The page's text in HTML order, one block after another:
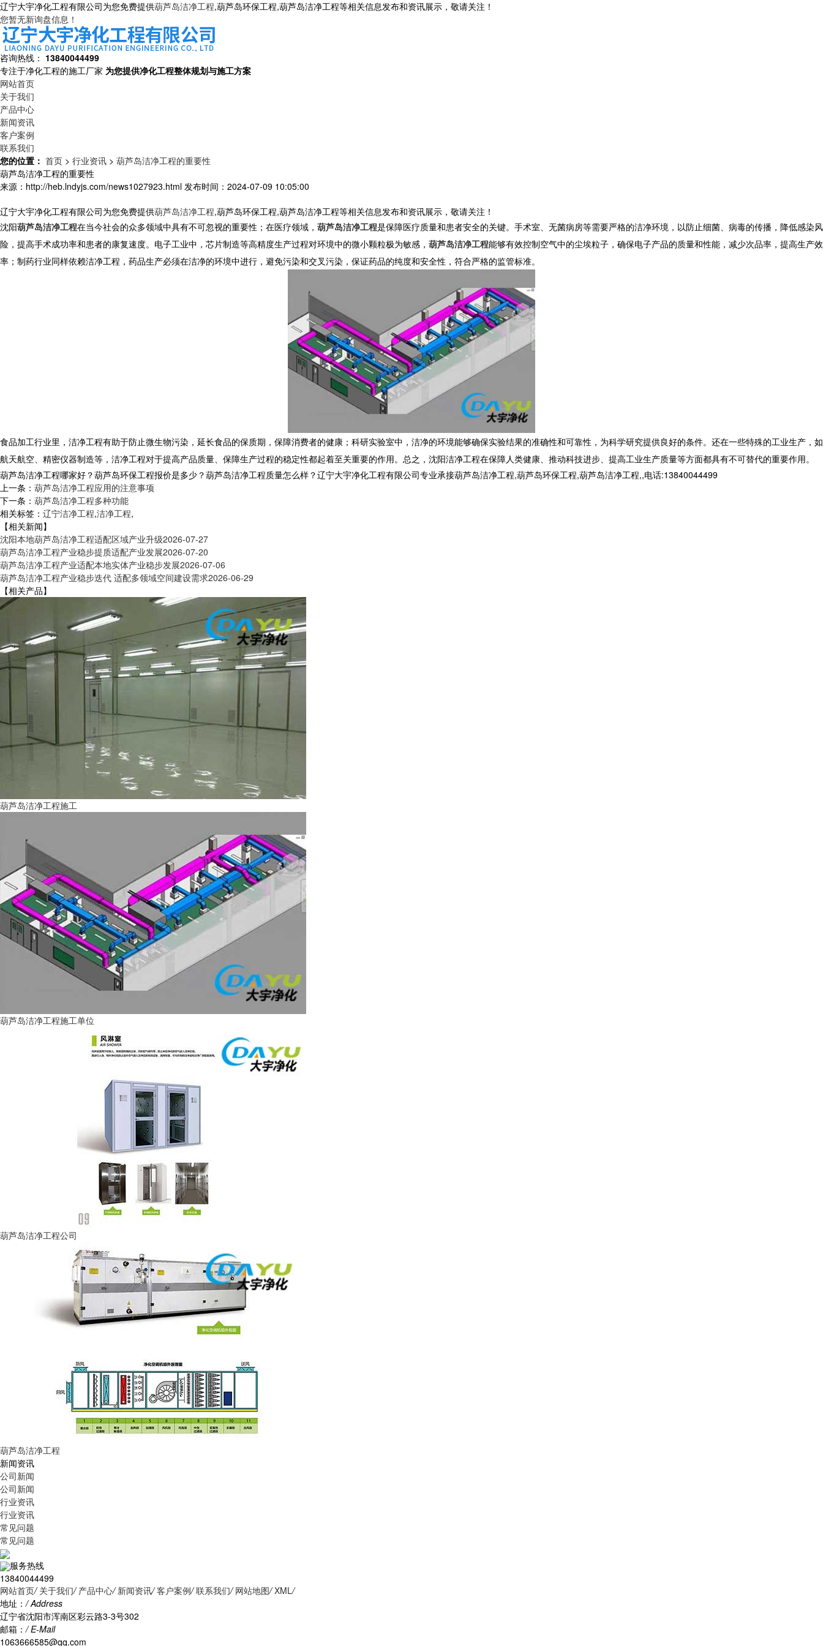
辽宁大宇净化工程有限公司为您免费提供葫芦岛洁净工程,葫芦岛环保工程,葫芦岛洁净工程等相关信息发布和资讯展示，敬请关注！
您暂无新询盘信息！
咨询热线： 13840044499
专注于净化工程的施工厂家 为您提供净化工程整体规划与施工方案
网站首页
关于我们
产品中心
新闻资讯
客户案例
联系我们
您的位置： 首页 > 行业资讯 > 葫芦岛洁净工程的重要性
葫芦岛洁净工程的重要性
来源：http://heb.lndyjs.com/news1027923.html 发布时间：2024-07-09 10:05:00
辽宁大宇净化工程有限公司为您免费提供葫芦岛洁净工程,葫芦岛环保工程,葫芦岛洁净工程等相关信息发布和资讯展示，敬请关注！
沈阳葫芦岛洁净工程在当今社会的众多领域中具有不可忽视的重要性；在医疗领域， 葫芦岛洁净工程是保障医疗质量和患者安全的关键。手术室、无菌病房等需要严格的洁净环境，以防止细菌、病毒的传播，降低感染风
险，提高手术成功率和患者的康复速度。电子工业中，芯片制造等高精度生产过程对环境中的微小颗粒极为敏感， 葫芦岛洁净工程能够有效控制空气中的尘埃粒子，确保电子产品的质量和性能，减少次品率，提高生产效
率；制药行业同样依赖洁净工程，药品生产必须在洁净的环境中进行，避免污染和交叉污染，保证药品的纯度和安全性，符合严格的监管标准。
食品加工行业里，洁净工程有助于防止微生物污染，延长食品的保质期，保障消费者的健康；科研实验室中，洁净的环境能够确保实验结果的准确性和可靠性，为科学研究提供良好的条件。还在一些特殊的工业生产，如
航天航空、精密仪器制造等，洁净工程对于提高产品质量、保障生产过程的稳定性都起着至关重要的作用。总之，沈阳洁净工程在保障人类健康、推动科技进步、提高工业生产质量等方面都具有不可替代的重要作用。
葫芦岛洁净工程哪家好？葫芦岛环保工程报价是多少？葫芦岛洁净工程质量怎么样？辽宁大宇净化工程有限公司专业承接葫芦岛洁净工程,葫芦岛环保工程,葫芦岛洁净工程,,电话:13840044499
上一条： 葫芦岛洁净工程应用的注意事项
下一条： 葫芦岛洁净工程多种功能
相关标签： 辽宁洁净工程,洁净工程,
【相关新闻】
沈阳本地葫芦岛洁净工程适配区域产业升级2026-07-27
葫芦岛洁净工程产业稳步提质适配产业发展2026-07-20
葫芦岛洁净工程产业适配本地实体产业稳步发展2026-07-06
葫芦岛洁净工程产业稳步迭代 适配多领域空间建设需求2026-06-29
【相关产品】
葫芦岛洁净工程施工
葫芦岛洁净工程施工单位
葫芦岛洁净工程公司
葫芦岛洁净工程
新闻资讯
公司新闻
公司新闻
行业资讯
行业资讯
常见问题
常见问题
服务热线
13840044499
网站首页/ 关于我们/ 产品中心/ 新闻资讯/ 客户案例/ 联系我们/ 网站地图/ XML/
地址：/ Address
辽宁省沈阳市浑南区彩云路3-3号302
邮箱：/ E-Mail
1063666585@qq.com